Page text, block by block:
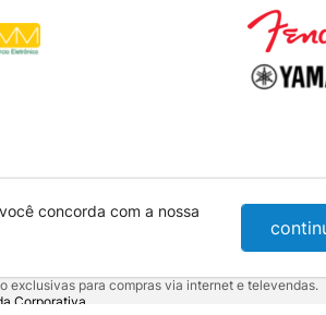
exclusivas para compras via internet e televendas.
Corporativa
concorda com a nossa